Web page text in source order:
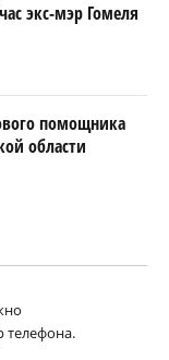
экс-мэр Гомеля
помощника
области
телефона.